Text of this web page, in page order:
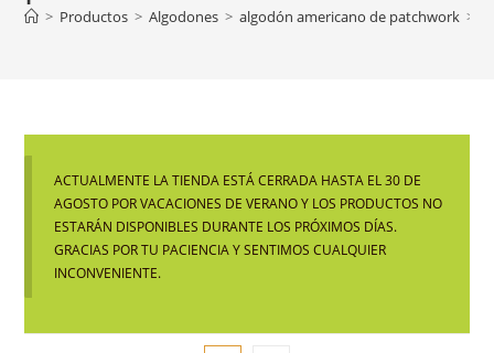
> Productos > Algodones > algodón americano de patchwork >
ACTUALMENTE LA TIENDA ESTÁ CERRADA HASTA EL 30 DE
AGOSTO POR VACACIONES DE VERANO Y LOS PRODUCTOS NO
ESTARÁN DISPONIBLES DURANTE LOS PRÓXIMOS DÍAS.
GRACIAS POR TU PACIENCIA Y SENTIMOS CUALQUIER
INCONVENIENTE.